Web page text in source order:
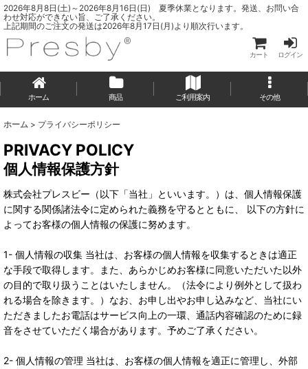
2026年8月8日(土)～2026年8月16日(日) 夏季休業となります。発送、お問い合
わせ対応ができない旨、ご了承ください。
上記期間のご注文の発送は2026年8月17日(月)より順次行います。
カート ログイン
ホーム 商品 ご利用案内 その他
ホーム > プライバシーポリシー
PRIVACY POLICY
個人情報保護方針
株式会社プレスビー（以下「当社」といいます。）は、個人情報保護
に関する関係諸法令に定められた義務を守るとともに、 以下の方針に
よってお客様の個人情報の保護に努めます。
1- 個人情報の収集 当社は、お客様の個人情報を収集するときは適正
な手段で取得します。また、あらかじめお客様に同意いただいた以外
の目的で取り扱うことはいたしません。（法令により例外として扱わ
れる場合を除きます。）なお、お申し出やお申し込みなど、当社にい
ただきましたお電話はサービス向上の一環、通話内容確認のために録
音をさせていただく場合があります。予めご了承ください。
2- 個人情報の管理 当社は、お客様の個人情報を適正に管理し、外部